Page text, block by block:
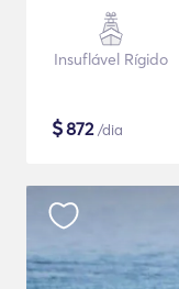
Insuflável Rígido
$872/dia